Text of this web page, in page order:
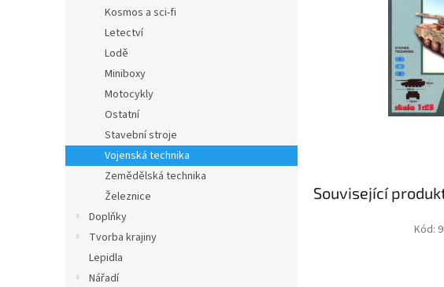
Kosmos a sci-fi
Letectví
Lodě
Miniboxy
Motocykly
Ostatní
Stavební stroje
Vojenská technika
Zemědělská technika
Železnice
Doplňky
Tvorba krajiny
Lepidla
Nářadí
Související
Kód: